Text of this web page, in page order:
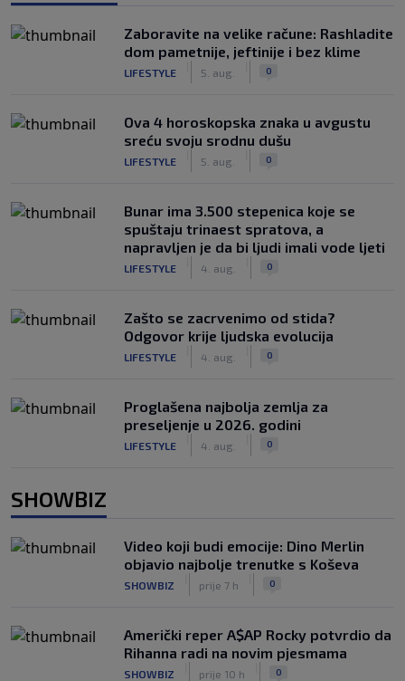
Zaboravite na velike račune: Rashladite
dom pametnije, jeftinije i bez klime
LIFESTYLE 5. aug. 0
Ova 4 horoskopska znaka u avgustu
sreću svoju srodnu dušu
LIFESTYLE 5. aug. 0
Bunar imа 3.500 stepenica koje se
spuštaju trinaest spratova, a
napravljen je da bi ljudi imali vode ljeti
LIFESTYLE 4. aug. 0
Zašto se zacrvenimo od stida?
Odgovor krije ljudska evolucija
LIFESTYLE 4. aug. 0
Proglašena najbolja zemlja za
preseljenje u 2026. godini
LIFESTYLE 4. aug. 0
SHOWBIZ
Video koji budi emocije: Dino Merlin
objavio najbolje trenutke s Koševa
SHOWBIZ prije 7 h 0
Američki reper A$AP Rocky potvrdio da
Rihanna radi na novim pjesmama
SHOWBIZ prije 10 h 0